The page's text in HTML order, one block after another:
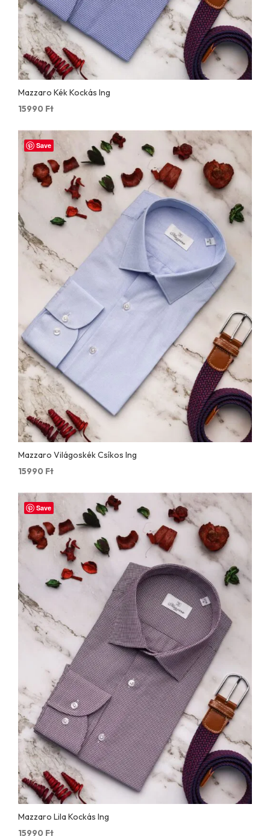
Mazzaro Kék Kockás Ing
15990 Ft
Save
Mazzaro Világoskék Csíkos Ing
15990 Ft
Save
Mazzaro Lila Kockás Ing
15990 Ft